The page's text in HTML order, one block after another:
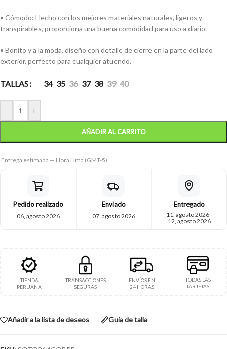
• Cómodo: Hecho con los mejores materiales naturales, ligeros y
transpirables, proporciona una buena comodidad para uso a diario.
• Bonito y a la moda, diseño con detalle de cierre en la parte del lado
exterior, perfecto para cualquier atuendo.
TALLAS 34 35 36 37 38 39 40
- +
AÑADIR AL CARRITO
Entrega estimada — Hora Lima (GMT-5)
Pedido realizado
06, agosto 2026
Enviado
07, agosto 2026
Entregado
11, agosto 2026 -
12, agosto 2026
TIENDA
PERUANA
TRANSACCIONES
SEGURAS
ENVÍOS EN
24 HORAS
TODAS LAS
TARJETAS
Añadir a la lista de deseos Guía de talla